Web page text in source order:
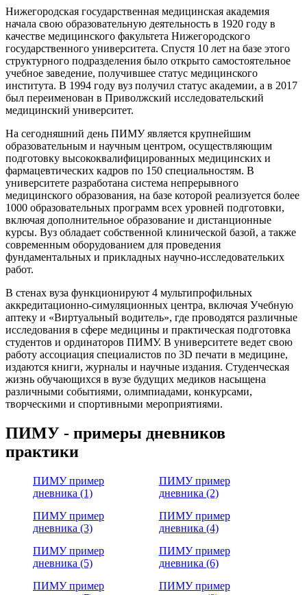
Нижегородская государственная медицинская академия
начала свою образовательную деятельность в 1920 году в
качестве медицинского факультета Нижегородского
государственного университета. Спустя 10 лет на базе этого
структурного подразделения было открыто самостоятельное
учебное заведение, получившее статус медицинского
института. В 1994 году вуз получил статус академии, а в 2017
был переименован в Приволжский исследовательский
медицинский университет.
На сегодняшний день ПИМУ является крупнейшим
образовательным и научным центром, осуществляющим
подготовку высококвалифицированных медицинских и
фармацевтических кадров по 150 специальностям. В
университете разработана система непрерывного
медицинского образования, на базе которой реализуется более
1000 образовательных программ всех уровней подготовки,
включая дополнительное образование и дистанционные
курсы. Вуз обладает собственной клинической базой, а также
современным оборудованием для проведения
фундаментальных и прикладных научно-исследовательких
работ.
В стенах вуза функционируют 4 мультипрофильных
аккредитационно-симуляционных центра, включая Учебную
аптеку и «Виртуальный водитель», где проводятся различные
исследования в сфере медицины и практическая подготовка
студентов и ординаторов ПИМУ. В университете ведет свою
работу ассоциация специалистов по 3D печати в медицине,
издаются книги, журналы и научные издания. Студенческая
жизнь обучающихся в вузе будущих медиков насыщена
различными событиями, олимпиадами, конкурсами,
творческими и спортивными мероприятиями.
ПИМУ - примеры дневников
практики
ПИМУ пример
дневника (1)
ПИМУ пример
дневника (2)
ПИМУ пример
дневника (3)
ПИМУ пример
дневника (4)
ПИМУ пример
дневника (5)
ПИМУ пример
дневника (6)
ПИМУ пример
ПИМУ пример